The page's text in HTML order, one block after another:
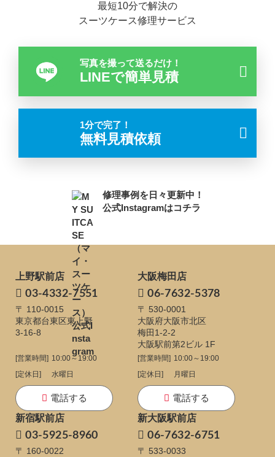
最短10分で解決の
スーツケース修理サービス
写真を撮って送るだけ！
LINEで簡単見積
1分で完了！
無料見積依頼
修理事例を日々更新中！
公式Instagramはコチラ
上野駅前店
03-4332-7551
〒 110-0015
東京都台東区東上野
3-16-8
[営業時間] 10:00～19:00
[定休日]
水曜日
電話する
大阪梅田店
06-7632-5378
〒 530-0001
大阪府大阪市北区
梅田1-2-2
大阪駅前第2ビル 1F
[営業時間] 10:00～19:00
[定休日]
月曜日
電話する
新宿駅前店
03-5925-8960
〒 160-0022
新大阪駅前店
06-7632-6751
〒 533-0033